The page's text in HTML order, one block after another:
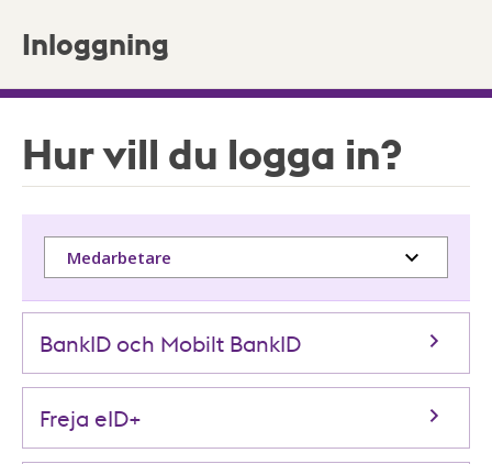
Inloggning
Hur vill du logga in?
Medarbetare
BankID och Mobilt BankID
Freja eID+